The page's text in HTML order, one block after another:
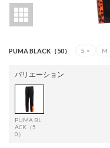
PUMA BLACK（50） S × M
バリエーション
PUMA BL
ACK（5
0）